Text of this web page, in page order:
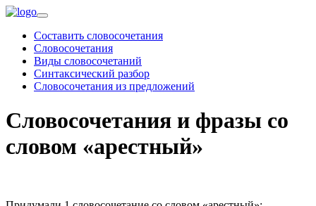
Составить словосочетания
Словосочетания
Виды словосочетаний
Синтаксический разбор
Словосочетания из предложений
Словосочетания и фразы со
словом «арестный»